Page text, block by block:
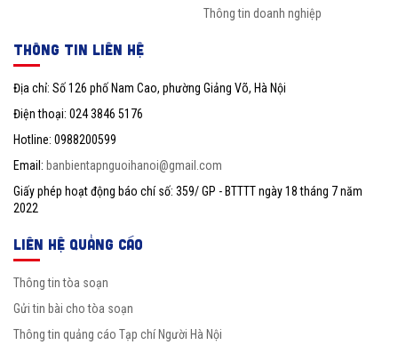
Thông tin doanh nghiệp
THÔNG TIN LIÊN HỆ
Địa chỉ: Số 126 phố Nam Cao, phường Giảng Võ, Hà Nội
Điện thoại: 024 3846 5176
Hotline: 0988200599
Email: banbientapnguoihanoi@gmail.com
Giấy phép hoạt động báo chí số: 359/ GP - BTTTT ngày 18 tháng 7 năm
2022
LIÊN HỆ QUẢNG CÁO
Thông tin tòa soạn
Gửi tin bài cho tòa soạn
Thông tin quảng cáo Tạp chí Người Hà Nội